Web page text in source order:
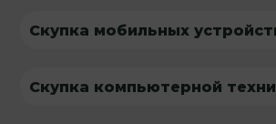
Скупка мобильных
Скупка компьютерной